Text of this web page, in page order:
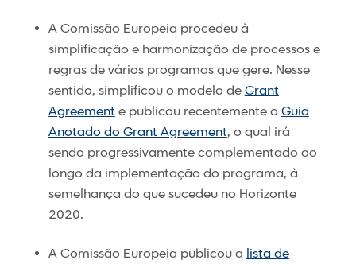
A Comissão Europeia procedeu à
simplificação e harmonização de processos e
regras de vários programas que gere. Nesse
sentido, simplificou o modelo deGrant
Agreement e publicou recentemente o Guia
Anotado do Grant Agreement, o qual irá
sendo progressivamente complementado ao
longo da implementação do programa, à
semelhança do que sucedeu no Horizonte
2020.
A Comissão Europeia publicou a lista de